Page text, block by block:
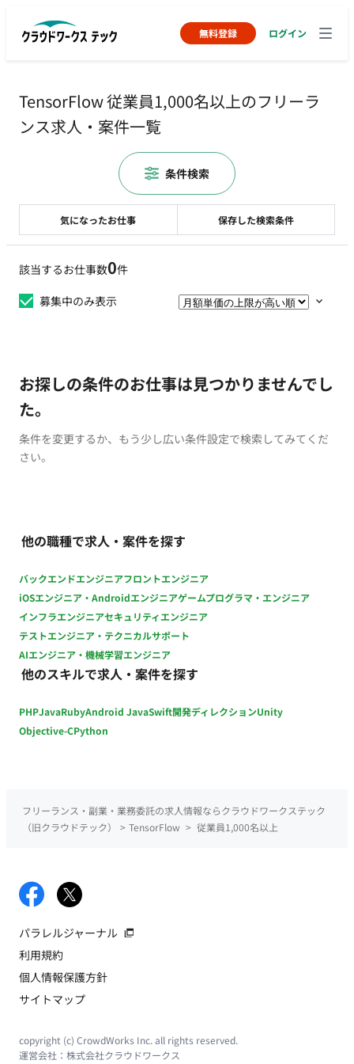
無料登録 ログイン
TensorFlow 従業員1,000名以上のフリーラ
ンス求人・案件一覧
該当するお仕事数0件
募集中のみ表示
お探しの条件のお仕事は見つかりませんでし
た。
条件を変更するか、もう少し広い条件設定で検索してみてくだ
さい。
他の職種で求人・案件を探す
バックエンドエンジニアフロントエンジニア
iOSエンジニア・Androidエンジニアゲームプログラマ・エンジニア
インフラエンジニアセキュリティエンジニア
テストエンジニア・テクニカルサポート
AIエンジニア・機械学習エンジニア
他のスキルで求人・案件を探す
PHPJavaRubyAndroid JavaSwift開発ディレクションUnity
Objective-CPython
気になったお仕事 保存した検索条件
条件検索
フリーランス・副業・業務委託の求人情報ならクラウドワークステック
（旧クラウドテック）
> TensorFlow > 従業員1,000名以上
パラレルジャーナル
利用規約
個人情報保護方針
サイトマップ
copyright (c) CrowdWorks Inc. all rights reserved.
運営会社： 株式会社クラウドワークス